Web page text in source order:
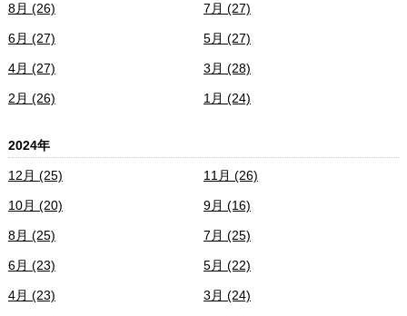
8月 (26) 7月 (27)
6月 (27) 5月 (27)
4月 (27) 3月 (28)
2月 (26) 1月 (24)
2024年
12月 (25) 11月 (26)
10月 (20) 9月 (16)
8月 (25) 7月 (25)
6月 (23) 5月 (22)
4月 (23) 3月 (24)